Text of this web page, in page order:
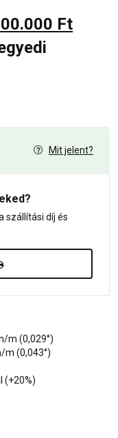
Ft
Mit jelent?
szállítási díj és
m (0,029°)
m (0,043°)
(+20%)